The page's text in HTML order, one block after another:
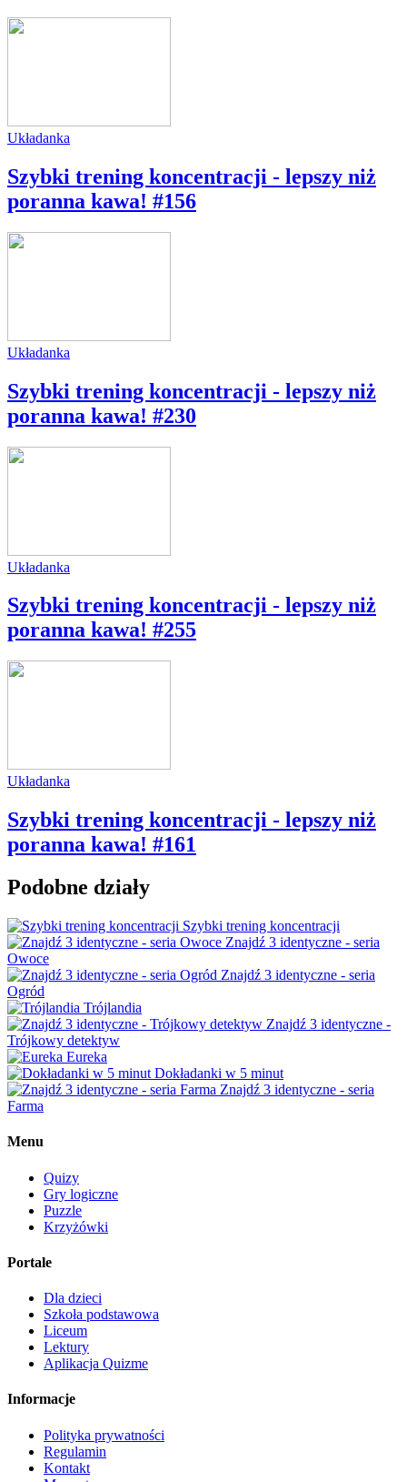
Układanka
Szybki trening koncentracji - lepszy niż
poranna kawa! #156
Układanka
Szybki trening koncentracji - lepszy niż
poranna kawa! #230
Układanka
Szybki trening koncentracji - lepszy niż
poranna kawa! #255
Układanka
Szybki trening koncentracji - lepszy niż
poranna kawa! #161
Podobne działy
Szybki trening koncentracji
Znajdź 3 identyczne - seria
Owoce
Znajdź 3 identyczne - seria
Ogród
Trójlandia
Znajdź 3 identyczne -
Trójkowy detektyw
Eureka
Dokładanki w 5 minut
Znajdź 3 identyczne - seria
Farma
Menu
Quizy
Gry logiczne
Puzzle
Krzyżówki
Portale
Dla dzieci
Szkoła podstawowa
Liceum
Lektury
Aplikacja Quizme
Informacje
Polityka prywatności
Regulamin
Kontakt